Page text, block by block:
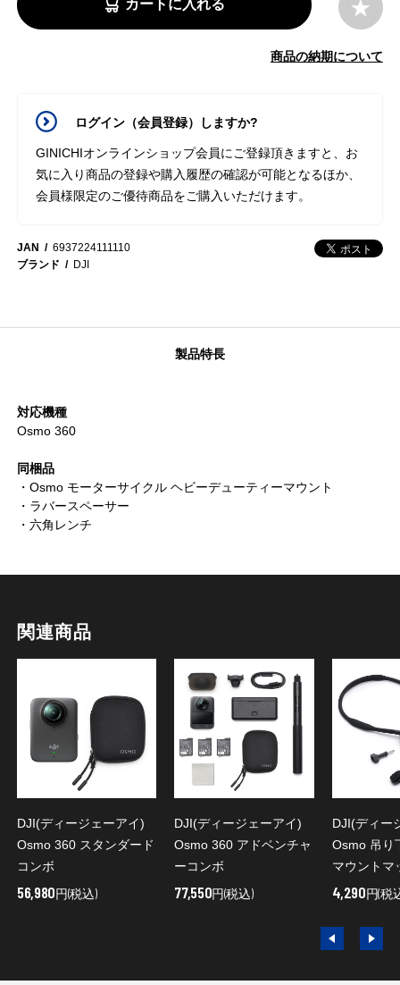
カートに入れる
商品の納期について
ログイン（会員登録）しますか?
GINICHIオンラインショップ会員にご登録頂きますと、お
気に入り商品の登録や購入履歴の確認が可能となるほか、
会員様限定のご優待商品をご購入いただけます。
JAN
6937224111110
ブランド
DJI
製品特長
対応機種
Osmo 360
同梱品
・Osmo モーターサイクル ヘビーデューティーマウント
・ラバースペーサー
・六角レンチ
関連商品
DJI(ディージェーアイ)
Osmo 360 スタンダード
コンボ
56,980円(税込)
DJI(ディージェーアイ)
Osmo 360 アドベンチャ
ーコンボ
77,550円(税込)
DJI(ディー
Osmo 吊り
マウントマ
4,290円(税